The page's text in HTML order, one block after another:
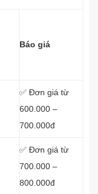
Báo giá
✅ Đơn giá từ
600.000 –
700.000đ
✅ Đơn giá từ
700.000 –
800.000đ